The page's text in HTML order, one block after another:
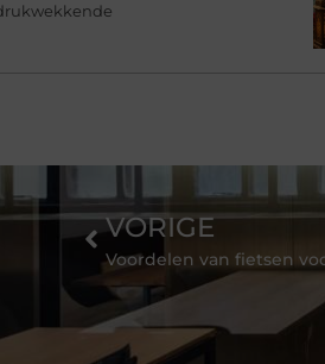
VORIGE
Voordelen van fietsen